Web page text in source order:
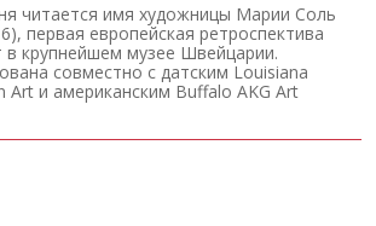
читается имя художницы Марии Соль
первая европейская ретроспектива
в крупнейшем музее Швейцарии.
совместно с датским Louisiana
Art и американским Buffalo AKG Art